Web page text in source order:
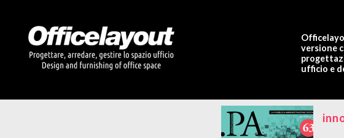
versione
ufficio e